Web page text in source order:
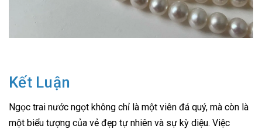
Kết Luận
Ngọc trai nước ngọt không chỉ là một viên đá quý, mà còn là
một biểu tượng của vẻ đẹp tự nhiên và sự kỳ diệu. Việc